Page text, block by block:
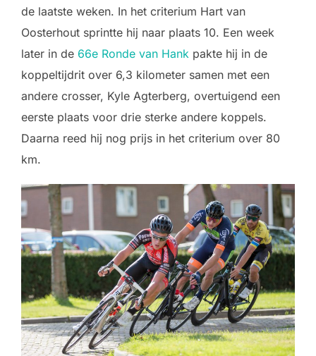
de laatste weken. In het criterium Hart van
Oosterhout sprintte hij naar plaats 10. Een week
later in de 66e Ronde van Hank pakte hij in de
koppeltijdrit over 6,3 kilometer samen met een
andere crosser, Kyle Agterberg, overtuigend een
eerste plaats voor drie sterke andere koppels.
Daarna reed hij nog prijs in het criterium over 80
km.